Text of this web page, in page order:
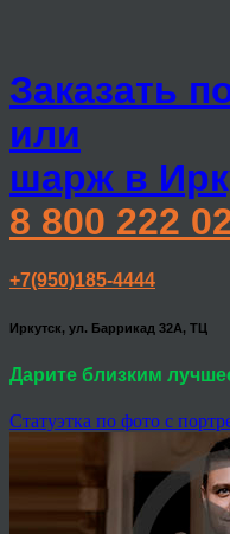
Заказать
или
шарж в
8 800 222
+7(950)185-4444
Иркутск, ул. Баррикад 32А, ТЦ
Дарите близким
Статуэтка по фото с